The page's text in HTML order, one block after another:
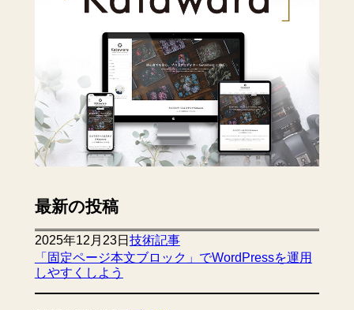
最新の投稿
2025年12月23日 技術記事
「固定ページ本文ブロック」でWordPressを運用
しやすくしよう